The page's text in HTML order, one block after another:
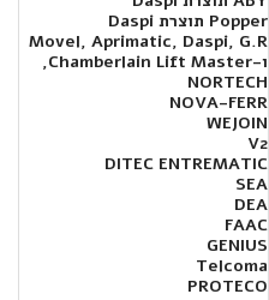
Popper תוצרת Daspi
Movel, Aprimatic, Daspi, G.R
ו-Chamberlain Lift Master,
NORTECH
NOVA-FERR
WEJOIN
V2
DITEC ENTREMATIC
SEA
DEA
FAAC
GENIUS
Telcoma
PROTECO